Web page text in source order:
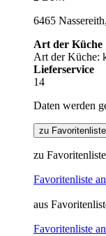
6465
Art der Küche
Art der Küche:
Lieferservice
14
Daten werden
zu
zu
Favoritenliste
aus
Favoritenliste